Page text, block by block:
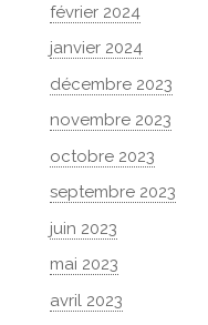
février 2024
janvier 2024
décembre 2023
novembre 2023
octobre 2023
septembre 2023
juin 2023
mai 2023
avril 2023